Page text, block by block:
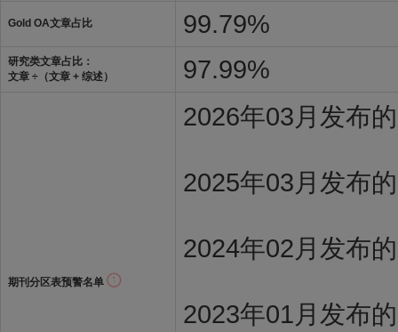
Gold OA文章占比 99.79%
研究类文章占比：
文章 ÷（文章 + 综述）
97.99%
期刊分区表预警名单
2026年03月发布
2025年03月发布
2024年02月发布
2023年01月发布